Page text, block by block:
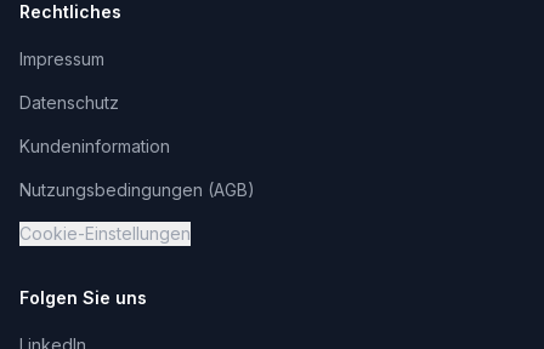
Rechtliches
Impressum
Datenschutz
Kundeninformation
Nutzungsbedingungen (AGB)
Cookie-Einstellungen
Folgen Sie uns
LinkedIn